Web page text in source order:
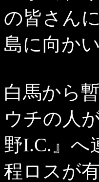
の皆さん
島に向か
白馬から
ウチの人
野I.C.』へ
程ロスが